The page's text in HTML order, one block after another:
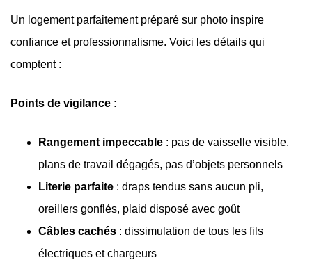
Un logement parfaitement préparé sur photo inspire
confiance et professionnalisme. Voici les détails qui
comptent :
Points de vigilance :
Rangement impeccable : pas de vaisselle visible,
plans de travail dégagés, pas d’objets personnels
Literie parfaite : draps tendus sans aucun pli,
oreillers gonflés, plaid disposé avec goût
Câbles cachés : dissimulation de tous les fils
électriques et chargeurs